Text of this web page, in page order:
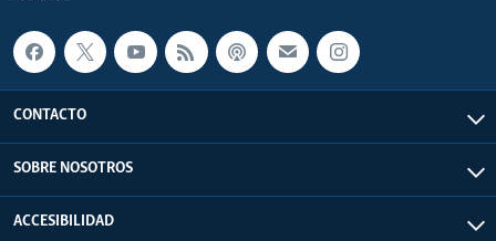
CONTACTO
SOBRE NOSOTROS
ACCESIBILIDAD